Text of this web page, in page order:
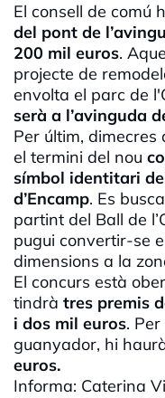
El consell de comú
del pont de
200 mil euros.
projecte de
envolta el parc de
serà a l’avinguda
Per últim, dimecres
el termini del nou
símbol identitari
d’Encamp. Es
partint del Ball de
pugui convertir-se
dimensions a la
El concurs està
tindrà tres premis
i dos mil euros.
guanyador, hi
euros.
Informa: Caterina